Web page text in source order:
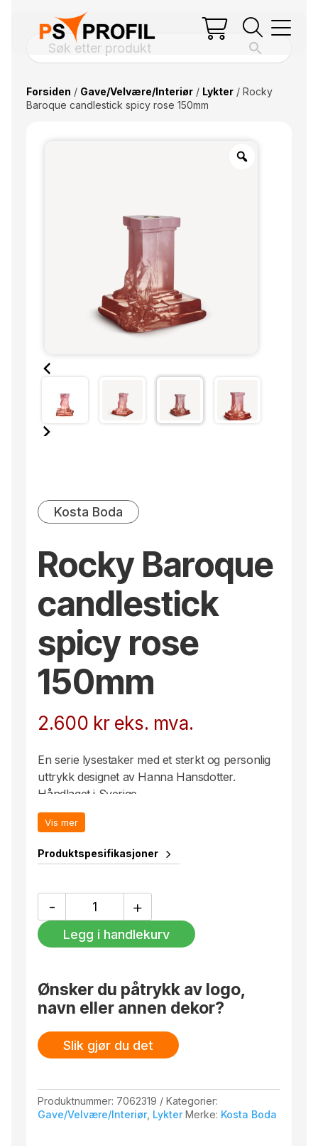
Forsiden / Gave/Velvære/Interiør/ Lykter/ Rocky
Baroque candlestick spicy rose 150mm
Kosta Boda
Rocky Baroque
candlestick
spicy rose
150mm
2.600 kr eks. mva.
En serie lysestaker med et sterkt og personlig
uttrykk designet av Hanna Hansdotter.
Håndlaget i Sverige.
Vis mer
Produktspesifikasjoner
-
Baroque
candlestick
spicy
antall
+
Legg i handlekurv
Ønsker du påtrykk av logo,
navn eller annen dekor?
Slik gjør du det
Produktnummer: 7062319
Kategorier:
Gave/Velvære/Interiør, Lykter Merke: Kosta Boda